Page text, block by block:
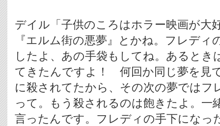
デイル「子供のころはホラー映画が大
『エルム街の悪夢』とかね。フレディ
したよ、あの手袋もしてね。あるとき
てきたんですよ！ 何回か同じ夢を見
に殺されてたから、その次の夢ではフ
って。もう殺されるのは飽きたよ。一
言ったんです。フレディの手下になっ